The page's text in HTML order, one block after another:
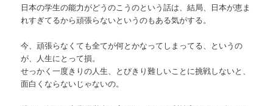
日本の学生の能力がどうのこうのという話は、結局、日本が恵ま
れすぎてるから頑張らないというのもある気がする。
今、頑張らなくても全てが何とかなってしまってる、というの
が、人生にとって損。
せっかく一度きりの人生、とびきり難しいことに挑戦しないと、
面白くならないじゃないの。